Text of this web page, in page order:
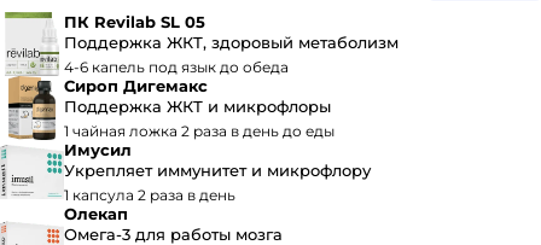
ПК Revilab SL 05
Поддержка ЖКТ, здоровый метаболизм
4-6 капель под язык до обеда
Сироп Дигемакс
Поддержка ЖКТ и микрофлоры
1 чайная ложка 2 раза в день до еды
Имусил
Укрепляет иммунитет и микрофлору
1 капсула 2 раза в день
Олекап
Омега-3 для работы мозга